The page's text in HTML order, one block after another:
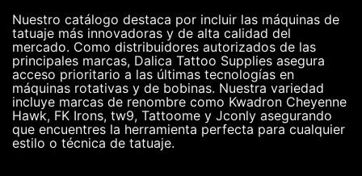
Nuestro catálogo destaca por incluir las máquinas de
tatuaje más innovadoras y de alta calidad del
mercado. Como distribuidores autorizados de las
principales marcas, Dalica Tattoo Supplies asegura
acceso prioritario a las últimas tecnologías en
máquinas rotativas y de bobinas. Nuestra variedad
incluye marcas de renombre como Kwadron Cheyenne
Hawk, FK Irons, tw9, Tattoome y Jconly asegurando
que encuentres la herramienta perfecta para cualquier
estilo o técnica de tatuaje.